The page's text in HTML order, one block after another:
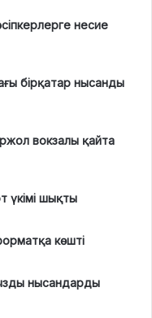
несие
бірқатар нысанды
вокзалы қайта
үкімі шықты
көшті
нысандарды